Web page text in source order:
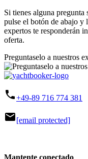
Si tienes alguna
pulse el botón de abajo y
expertos te responderán
oferta.
Preguntaselo a nuestros
phone+49-89 716 774 381
mail[email protected]
Mantente conectado